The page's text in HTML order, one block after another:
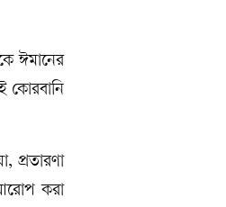
ঈমানের
কোরবানি
প্রতারণা
করা